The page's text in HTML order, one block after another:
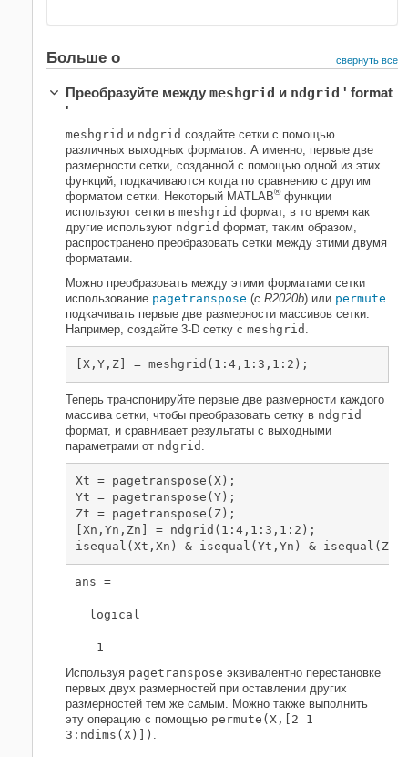
Больше о свернуть все
Преобразуйте между meshgrid и ndgrid ' format
'
meshgrid и ndgrid создайте сетки с помощью
различных выходных форматов. А именно, первые две
размерности сетки, созданной с помощью одной из этих
функций, подкачиваются когда по сравнению с другим
форматом сетки. Некоторый MATLAB®функции
используют сетки в meshgrid формат, в то время как
другие используют ndgrid формат, таким образом,
распространено преобразовать сетки между этими двумя
форматами.
Можно преобразовать между этими форматами сетки
использование pagetranspose (с R2020b) или permute
подкачивать первые две размерности массивов сетки.
Например, создайте 3-D сетку с meshgrid
[X,Y,Z] = meshgrid(1:4,1:3,1:2);
Теперь транспонируйте первые две размерности каждого
массива сетки, чтобы преобразовать сетку в ndgrid
формат, и сравнивает результаты с выходными
параметрами от ndgrid
Xt = pagetranspose(X);
Yt = pagetranspose(Y);
Zt = pagetranspose(Z);
[Xn,Yn,Zn] = ndgrid(1:4,1:3,1:2);
isequal(Xt,Xn) & isequal(Yt,Yn) &
ans =
  logical
   1
Используя pagetranspose эквивалентно перестановке
первых двух размерностей при оставлении других
размерностей тем же самым. Можно также выполнить
эту операцию с помощью permute(X,[2 1
3:ndims(X)])